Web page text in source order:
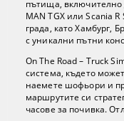
пътища, включително
MAN TGX или Scania
града, като Хамбург,
с уникални пътни
On The Road – Truck
система, където
наемете шофьори и
маршрутите си
часове за почивка.